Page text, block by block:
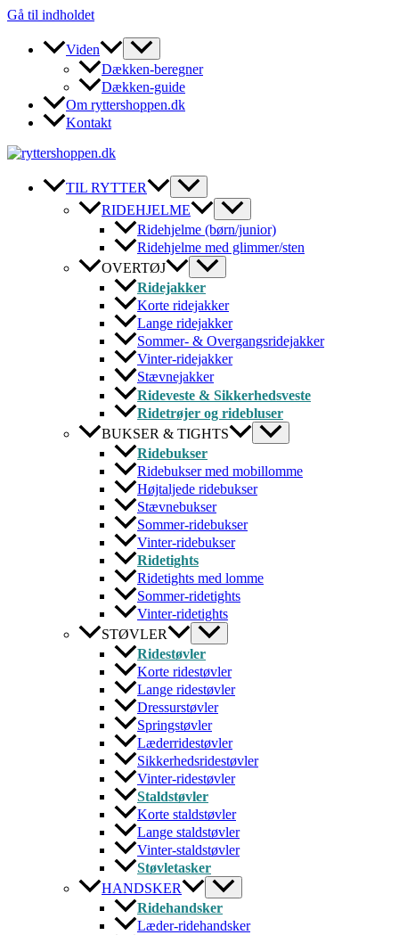
Gå til indholdet
Viden
Dækken-beregner
Dækken-guide
Om ryttershoppen.dk
Kontakt
TIL RYTTER
RIDEHJELME
Ridehjelme (børn/junior)
Ridehjelme med glimmer/sten
OVERTØJ
Ridejakker
Korte ridejakker
Lange ridejakker
Sommer- & Overgangsridejakker
Vinter-ridejakker
Stævnejakker
Rideveste & Sikkerhedsveste
Ridetrøjer og ridebluser
BUKSER & TIGHTS
Ridebukser
Ridebukser med mobillomme
Højtaljede ridebukser
Stævnebukser
Sommer-ridebukser
Vinter-ridebukser
Ridetights
Ridetights med lomme
Sommer-ridetights
Vinter-ridetights
STØVLER
Ridestøvler
Korte ridestøvler
Lange ridestøvler
Dressurstøvler
Springstøvler
Læderridestøvler
Sikkerhedsridestøvler
Vinter-ridestøvler
Staldstøvler
Korte staldstøvler
Lange staldstøvler
Vinter-staldstøvler
Støvletasker
HANDSKER
Ridehandsker
Læder-ridehandsker